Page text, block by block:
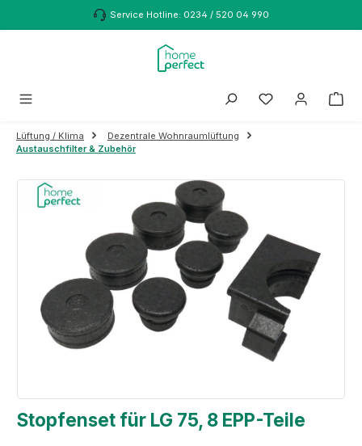
Zum Hauptinhalt springenService Hotline: 0234 / 520 04 990
Lüftung / Klima
Dezentrale Wohnraumlüftung
Austauschfilter & Zubehör
Bildergalerie überspringen
Stopfenset für LG 75, 8 EPP-Teile